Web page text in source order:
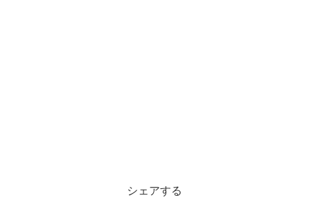
シェアする